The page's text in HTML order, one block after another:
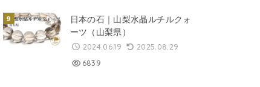
日本の石｜山梨水晶ルチルクォ
ーツ（山梨県）
2024.06.19
2025.08.29
6839